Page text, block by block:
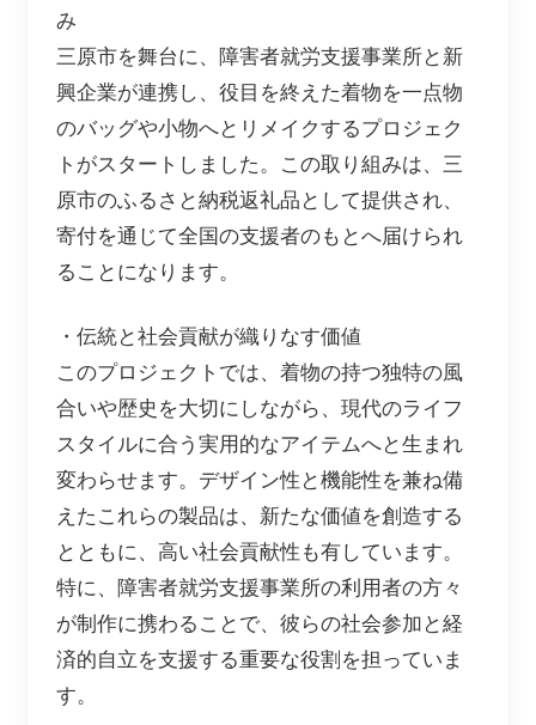
み
三原市を舞台に、障害者就労支援事業所と新
興企業が連携し、役目を終えた着物を一点物
のバッグや小物へとリメイクするプロジェク
トがスタートしました。この取り組みは、三
原市のふるさと納税返礼品として提供され、
寄付を通じて全国の支援者のもとへ届けられ
ることになります。
・伝統と社会貢献が織りなす価値
このプロジェクトでは、着物の持つ独特の風
合いや歴史を大切にしながら、現代のライフ
スタイルに合う実用的なアイテムへと生まれ
変わらせます。デザイン性と機能性を兼ね備
えたこれらの製品は、新たな価値を創造する
とともに、高い社会貢献性も有しています。
特に、障害者就労支援事業所の利用者の方々
が制作に携わることで、彼らの社会参加と経
済的自立を支援する重要な役割を担っていま
す。